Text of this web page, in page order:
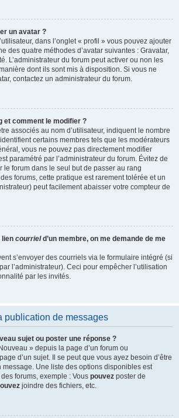
un avatar ?
dans l’onglet « profil » vous pouvez ajouter
des quatre méthodes d’avatar suivantes : Gravatar,
L’administrateur du forum peut activer ou non les
dont ils sont mis à disposition. Si vous ne
contactez un administrateur du forum.
et comment le modifier ?
associés au nom d’utilisateur, indiquent le nombre
certains membres tels que les modérateurs
vous ne pouvez pas directement modifier
paramétré par l’administrateur du forum. Évitez de
le forum dans le seul but de passer au rang
forums, cette pratique est rarement tolérée et un
peut facilement abaisser votre compteur de
lien courrield’un membre, on me demande de me
s’envoyer des courriels via le formulaire intégré (si
l’administrateur). Ceci pour empêcher l’utilisation
par les invités.
publication de messages
sujet ou poster une réponse ?
» depuis la page d’un forum ou
d’un sujet. Il se peut que vous ayez besoin d’être
Une liste des options disponibles est
forums, exemple : Vous pouvez poster de
joindre des fichiers, etc.